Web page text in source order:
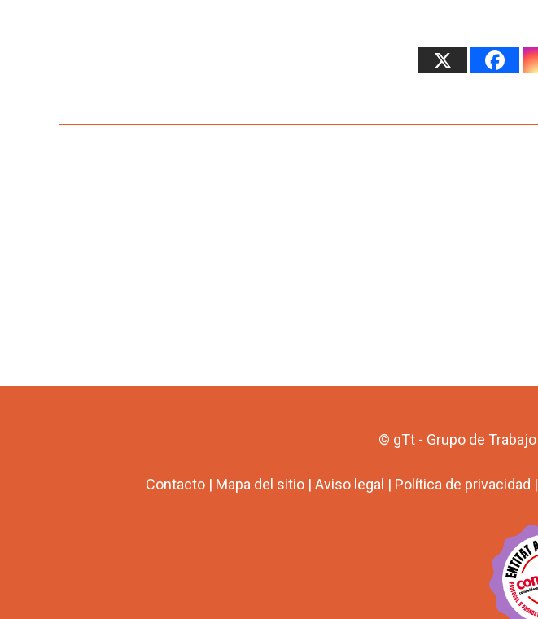
© gTt - Grupo de
Contacto| Mapa del sitio| Aviso legal | Política de privacidad |